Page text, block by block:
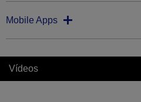
Mobile Apps
Vídeos